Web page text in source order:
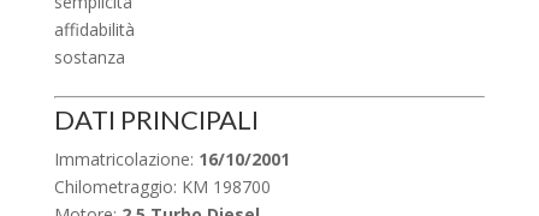
affidabilità
sostanza
DATI PRINCIPALI
Immatricolazione: 16/10/2001
Chilometraggio: KM 198700